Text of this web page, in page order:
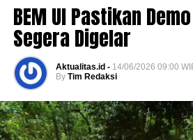
BEM UI Pastikan
Segera Digelar
Aktualitas.id - 14/06/2026 09:00
By Tim Redaksi